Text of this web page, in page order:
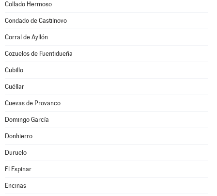
Collado Hermoso
Condado de Castilnovo
Corral de Ayllón
Cozuelos de Fuentidueña
Cubillo
Cuéllar
Cuevas de Provanco
Domingo García
Donhierro
Duruelo
El Espinar
Encinas